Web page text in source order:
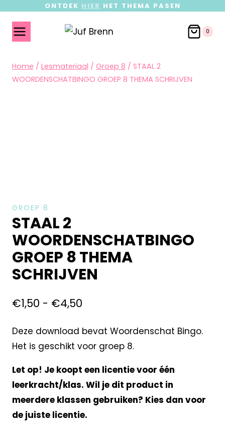
ONTDEK HIER HET THEMA PASEN
0
Home / Lesmateriaal / Groep 8 / STAAL 2
WOORDENSCHATBINGO GROEP 8 THEMA SCHRIJVEN
GROEP 8
STAAL 2
WOORDENSCHATBINGO
GROEP 8 THEMA
SCHRIJVEN
€1,50 - €4,50
Deze download bevat Woordenschat Bingo.
Het is geschikt voor groep 8.
Let op! Je koopt een licentie voor één
leerkracht/klas. Wil je dit product in
meerdere klassen gebruiken? Kies dan voor
de juiste licentie.